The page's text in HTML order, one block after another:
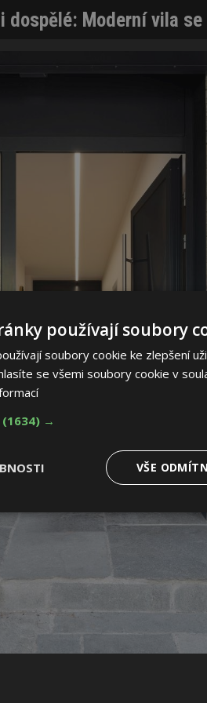
dospělé: Moderní vila
používají soubory
soubory cookie ke zlepšení
se všemi soubory cookie v
(1634) →
VŠE
Výkonové
Soubory cílení
Výkonové soubory Soubory cílení